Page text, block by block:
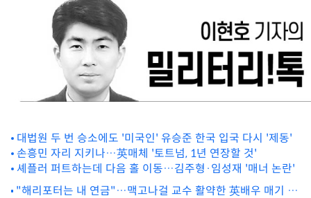
대법원 두 번 승소에도 '미국인' 유승준 한국 입국 다시 '제동'
손흥민 자리 지키나…英매체 '토트넘, 1년 연장할 것'
셰플러 퍼트하는데 다음 홀 이동…김주형·임성재 '매너 논란'
"해리포터는 내 연금"…맥고나걸 교수 활약한 英배우 매기 스